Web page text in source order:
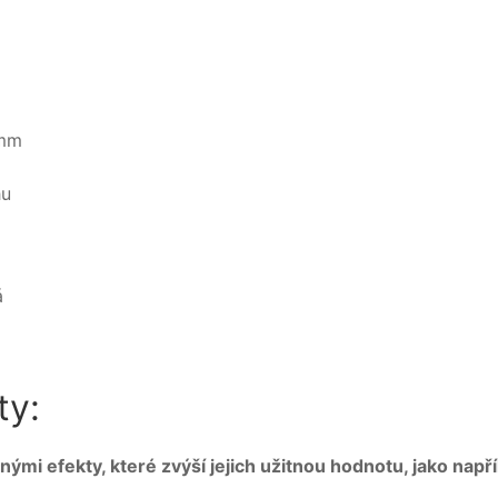
efekty, které zvýší jejich užitnou hodnotu, jako